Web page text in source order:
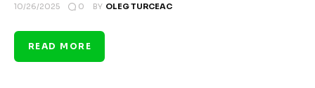
10/26/2025 0 BY OLEG TURCEAC
READ MORE